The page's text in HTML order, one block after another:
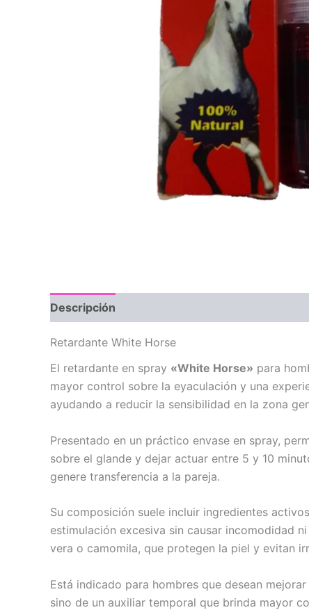
Descripción
Retardante White Horse
El retardante en spray «White Horse» para
mayor control sobre la eyaculación y una
ayudando a reducir la sensibilidad en la zona
Presentado en un práctico envase en spray,
sobre el glande y dejar actuar entre 5 y 10
genere transferencia a la pareja.
Su composición suele incluir ingredientes
estimulación excesiva sin causar incomodidad
vera o camomila, que protegen la piel y evitan
Está indicado para hombres que desean
sino de un auxiliar temporal que brinda mayor